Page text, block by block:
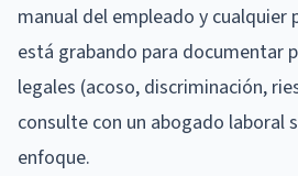
manual del empleado y cualquier
está grabando para documentar
legales (acoso, discriminación,
consulte con un abogado laboral
enfoque.